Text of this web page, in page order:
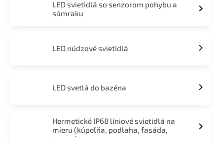
LED svietidlá so senzorom pohybu a
súmraku
LED núdzové svietidlá
LED svetlá do bazéna
Hermetické IP68 líniové svietidlá na
mieru (kúpeľňa, podlaha, fasáda,
terasa)